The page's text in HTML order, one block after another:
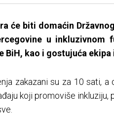
će biti domaćin
u inkluzivnom
BiH, kao i gostujuća ekipa
zakazani su za 10 sati, a
koji promoviše inkluziju,